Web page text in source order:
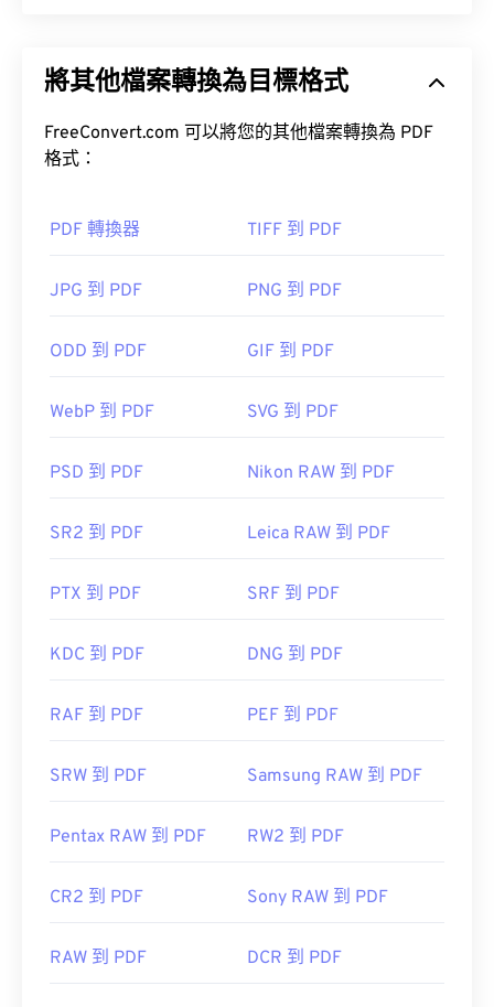
BMP 檔案可以是設備相關的，也可以是設備無關
的。
Microsoft Paint
除了開啟 BMP 檔案外，許多應用程式也可以用來建
初始發布日期：
實用連結：
https://docs.microsoft.com/en-
類型之一。 PDF 如此受歡迎的原因在於它可以保留
上看起來都完全一樣。
如何開啟 PDF 檔案？
Acrobat Reader
。 Adobe 創建了 PDF 標準，其程序
大多數網頁瀏覽器，如 Chrome 和 Firefox，都能直
開啟 PDF 檔案非常方便。如果你想要更高級的功
初始發布日期：
1993年6月15日
https://acrobat.adobe.com/us/en/why-
將其他檔案轉換為目標格式
FreeConvert.com 可以將您的其他檔案轉換為 PDF
格式：
PDF 轉換器 TIFF 到 PDF
JPG 到 PDF PNG 到 PDF
ODD 到 PDF GIF 到 PDF
WebP 到 PDF SVG 到 PDF
PSD 到 PDF Nikon RAW 到 PDF
SR2 到 PDF Leica RAW 到 PDF
PTX 到 PDF SRF 到 PDF
KDC 到 PDF DNG 到 PDF
RAF 到 PDF PEF 到 PDF
SRW 到 PDF Samsung RAW 到 PDF
Pentax RAW 到 PDF RW2 到 PDF
CR2 到 PDF Sony RAW 到 PDF
RAW 到 PDF DCR 到 PDF